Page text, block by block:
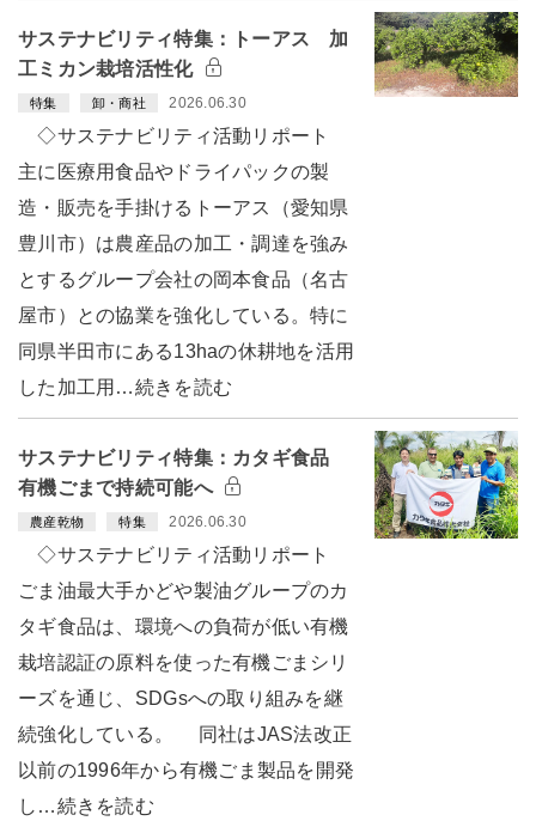
サステナビリティ特集：トーアス 加
工ミカン栽培活性化
特集 卸・商社 2026.06.30
◇サステナビリティ活動リポート
主に医療用食品やドライパックの製
造・販売を手掛けるトーアス（愛知県
豊川市）は農産品の加工・調達を強み
とするグループ会社の岡本食品（名古
屋市）との協業を強化している。特に
同県半田市にある13haの休耕地を活用
した加工用…続きを読む
サステナビリティ特集：カタギ食品
有機ごまで持続可能へ
農産乾物 特集 2026.06.30
◇サステナビリティ活動リポート
ごま油最大手かどや製油グループのカ
タギ食品は、環境への負荷が低い有機
栽培認証の原料を使った有機ごまシリ
ーズを通じ、SDGsへの取り組みを継
続強化している。 同社はJAS法改正
以前の1996年から有機ごま製品を開発
し…続きを読む